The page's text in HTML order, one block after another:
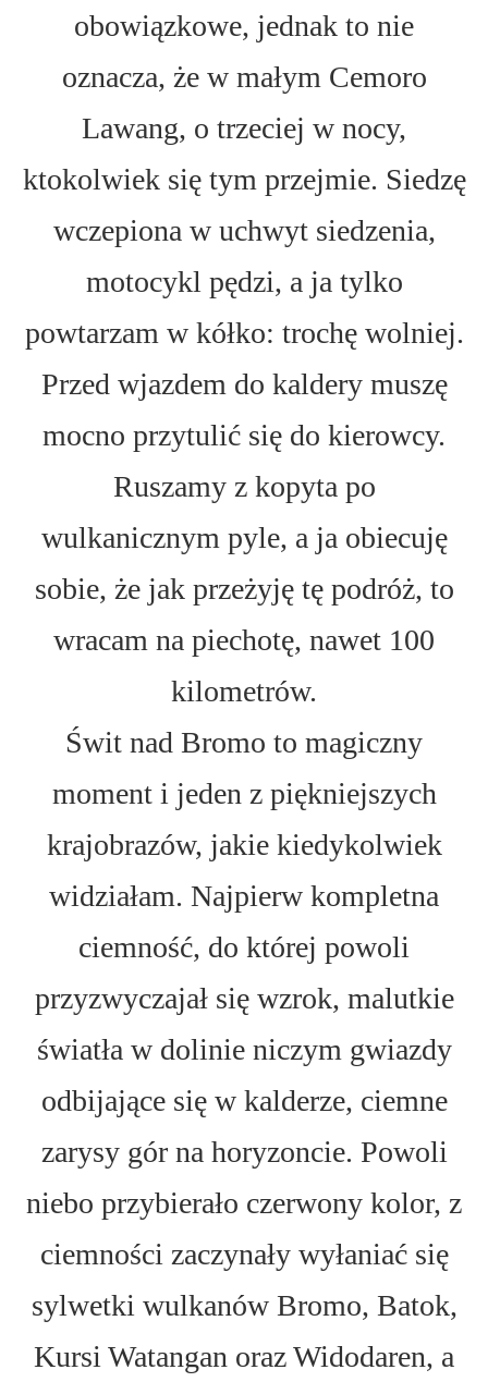
obowiązkowe, jednak to nie
oznacza, że w małym Cemoro
Lawang, o trzeciej w nocy,
ktokolwiek się tym przejmie. Siedzę
wczepiona w uchwyt siedzenia,
motocykl pędzi, a ja tylko
powtarzam w kółko: trochę wolniej.
Przed wjazdem do kaldery muszę
mocno przytulić się do kierowcy.
Ruszamy z kopyta po
wulkanicznym pyle, a ja obiecuję
sobie, że jak przeżyję tę podróż, to
wracam na piechotę, nawet 100
kilometrów.
Świt nad Bromo to magiczny
moment i jeden z piękniejszych
krajobrazów, jakie kiedykolwiek
widziałam. Najpierw kompletna
ciemność, do której powoli
przyzwyczajał się wzrok, malutkie
światła w dolinie niczym gwiazdy
odbijające się w kalderze, ciemne
zarysy gór na horyzoncie. Powoli
niebo przybierało czerwony kolor, z
ciemności zaczynały wyłaniać się
sylwetki wulkanów Bromo, Batok,
Kursi Watangan oraz Widodaren, a